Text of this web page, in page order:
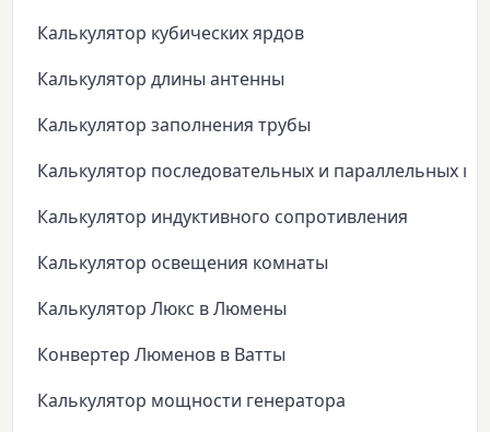
Калькулятор кубических ярдов
Калькулятор длины антенны
Калькулятор заполнения трубы
Калькулятор последовательных и параллельных
Калькулятор индуктивного сопротивления
Калькулятор освещения комнаты
Калькулятор Люкс в Люмены
Конвертер Люменов в Ватты
Калькулятор мощности генератора